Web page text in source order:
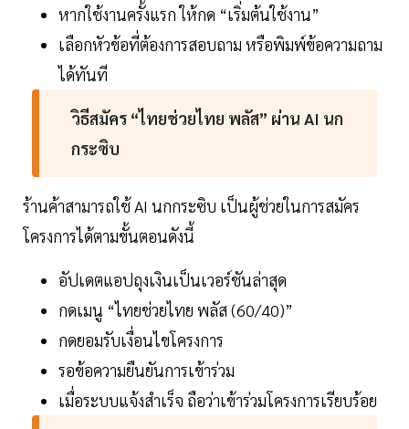
หากใช้งานครั้งแรก ให้กด “เริ่มต้นใช้งาน”
เลือกหัวข้อที่ต้องการสอบถาม หรือพิมพ์ข้อความถาม
ได้ทันที
วิธีสมัคร “ไทยช่วยไทย พลัส” ผ่าน AI นก
กระซิบ
ร้านค้าสามารถใช้ AI นกกระซิบ เป็นผู้ช่วยในการสมัคร
โครงการได้ตามขั้นตอนดังนี้
อัปเดตแอปถุงเงินเป็นเวอร์ชันล่าสุด
กดเมนู “ไทยช่วยไทย พลัส (60/40)”
กดยอมรับเงื่อนไขโครงการ
รอข้อความยืนยันการเข้าร่วม
เมื่อระบบแจ้งสำเร็จ ถือว่าเข้าร่วมโครงการเรียบร้อย